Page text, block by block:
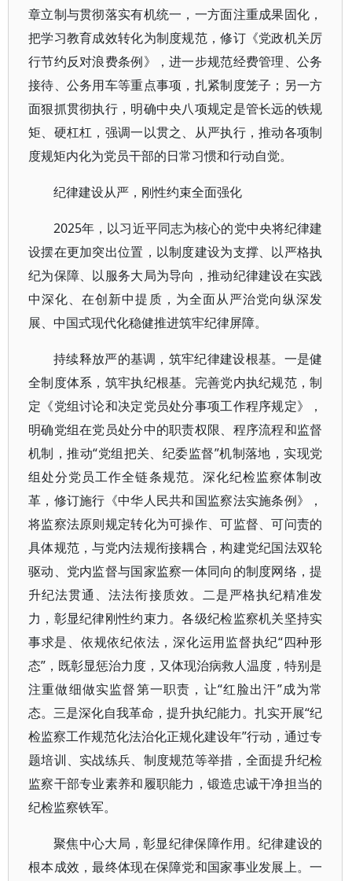
章立制与贯彻落实有机统一，一方面注重成果固化，
把学习教育成效转化为制度规范，修订《党政机关厉
行节约反对浪费条例》，进一步规范经费管理、公务
接待、公务用车等重点事项，扎紧制度笼子；另一方
面狠抓贯彻执行，明确中央八项规定是管长远的铁规
矩、硬杠杠，强调一以贯之、从严执行，推动各项制
度规矩内化为党员干部的日常习惯和行动自觉。
纪律建设从严，刚性约束全面强化
2025年，以习近平同志为核心的党中央将纪律建
设摆在更加突出位置，以制度建设为支撑、以严格执
纪为保障、以服务大局为导向，推动纪律建设在实践
中深化、在创新中提质，为全面从严治党向纵深发
展、中国式现代化稳健推进筑牢纪律屏障。
持续释放严的基调，筑牢纪律建设根基。一是健
全制度体系，筑牢执纪根基。完善党内执纪规范，制
定《党组讨论和决定党员处分事项工作程序规定》，
明确党组在党员处分中的职责权限、程序流程和监督
机制，推动“党组把关、纪委监督”机制落地，实现党
组处分党员工作全链条规范。深化纪检监察体制改
革，修订施行《中华人民共和国监察法实施条例》，
将监察法原则规定转化为可操作、可监督、可问责的
具体规范，与党内法规衔接耦合，构建党纪国法双轮
驱动、党内监督与国家监察一体同向的制度网络，提
升纪法贯通、法法衔接质效。二是严格执纪精准发
力，彰显纪律刚性约束力。各级纪检监察机关坚持实
事求是、依规依纪依法，深化运用监督执纪“四种形
态”，既彰显惩治力度，又体现治病救人温度，特别是
注重做细做实监督第一职责，让“红脸出汗”成为常
态。三是深化自我革命，提升执纪能力。扎实开展“纪
检监察工作规范化法治化正规化建设年”行动，通过专
题培训、实战练兵、制度规范等举措，全面提升纪检
监察干部专业素养和履职能力，锻造忠诚干净担当的
纪检监察铁军。
聚焦中心大局，彰显纪律保障作用。纪律建设的
根本成效，最终体现在保障党和国家事业发展上。一